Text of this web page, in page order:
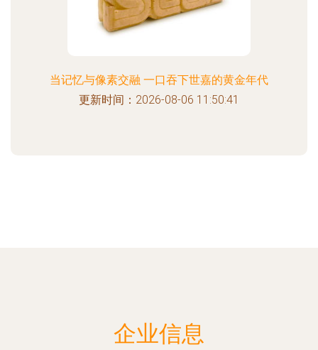
当记忆与像素交融 一口吞下世嘉的黄金年代
更新时间：2026-08-06 11:50:41
企业信息